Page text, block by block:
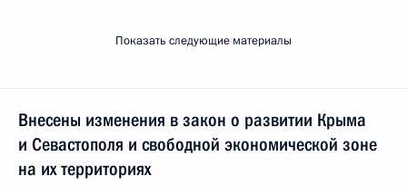
Показать следующие материалы
Внесены изменения в закон о развитии Крыма
и Севастополя и свободной экономической зоне
на их территориях